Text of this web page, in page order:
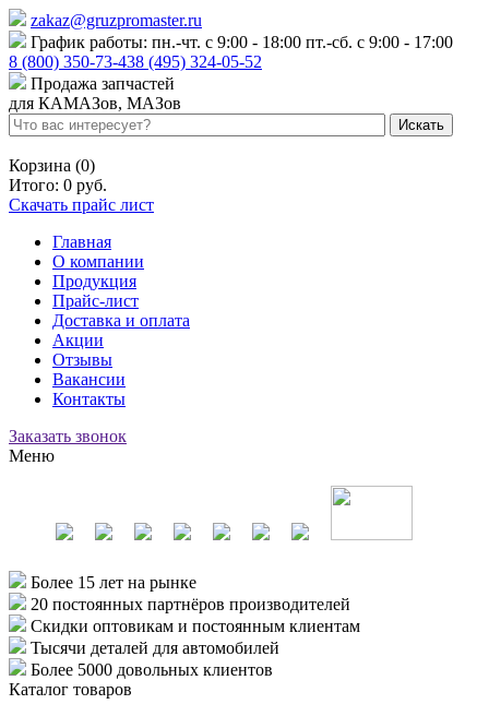
zakaz@gruzpromaster.ru
График работы: пн.-чт. с 9:00 - 18:00 пт.-сб. с 9:00 - 17:00
8 (800) 350-73-438 (495) 324-05-52
Продажа запчастей
для КАМАЗов, МАЗов
Корзина (0)
Итого: 0 руб.
Скачать прайс лист
Главная
О компании
Продукция
Прайс-лист
Доставка и оплата
Акции
Отзывы
Вакансии
Контакты
Заказать звонок
Меню
Более 15 лет на рынке
20 постоянных партнёров производителей
Скидки оптовикам и постоянным клиентам
Тысячи деталей для автомобилей
Более 5000 довольных клиентов
Каталог товаров